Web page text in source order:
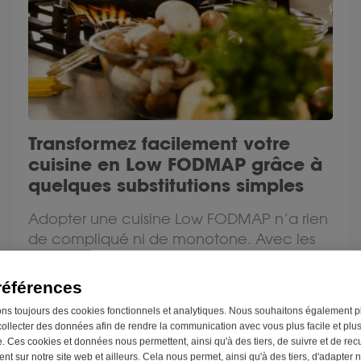
toujours des cookies fonctionnels et analytiques. Nous souhaitons également
des données afin de rendre la communication avec vous plus facile et plus
Ces cookies et données nous permettent, ainsi qu'à des tiers, de suivre et de
sur notre site web et ailleurs. Cela nous permet, ainsi qu'à des tiers, d'adapter
Transformez facilement votre
cuisine en Low FODMAP grâce à
quelques substitutions simples
Adopter une cuisine Low FODMAP n’a rien
de compliqué ni de monotone. Avec les
Lire